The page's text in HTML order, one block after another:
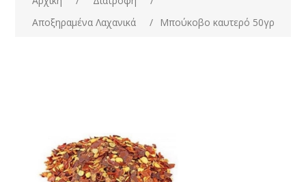
Αποξηραμένα Λαχανικά
/ Μπούκοβο καυτερό 50γρ